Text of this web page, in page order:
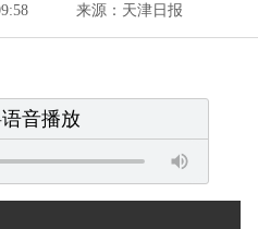
来源：天津日报
音播放